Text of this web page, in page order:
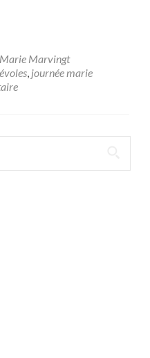
Marvingt
, journée marie